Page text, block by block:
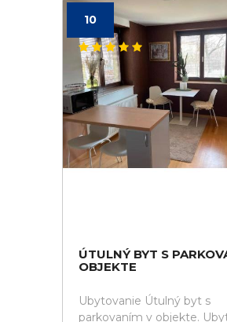
10
ÚTULNÝ BYT S
OBJEKTE
Ubytovanie Útulný byt s
parkovaním v objekte.